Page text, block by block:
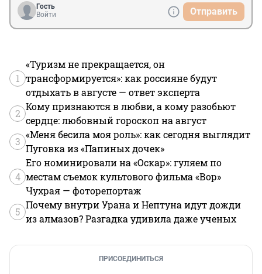
Гость
Войти
Отправить
1
«Туризм не прекращается, он
трансформируется»: как россияне будут
отдыхать в августе — ответ эксперта
2
Кому признаются в любви, а кому разобьют
сердце: любовный гороскоп на август
3
«Меня бесила моя роль»: как сегодня выглядит
Пуговка из «Папиных дочек»
4
Его номинировали на «Оскар»: гуляем по
местам съемок культового фильма «Вор»
Чухрая — фоторепортаж
5
Почему внутри Урана и Нептуна идут дожди
из алмазов? Разгадка удивила даже ученых
ПРИСОЕДИНИТЬСЯ